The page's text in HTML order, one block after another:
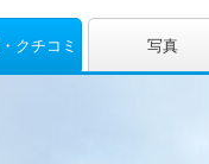
クチコミ 写真